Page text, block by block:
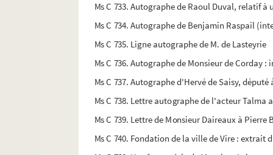
Ms C 733. Autographe de Raoul Duval, relatif
Ms C 734. Autographe de Benjamin Raspail
Ms C 735. Ligne autographe de M. de Lasteyrie
Ms C 736. Autographe de Monsieur de
Ms C 737. Autographe d'Hervé de Saisy,
Ms C 738. Lettre autographe de l'acteur
Ms C 739. Lettre de Monsieur Daireaux à
Ms C 740. Fondation de la ville de Vire :